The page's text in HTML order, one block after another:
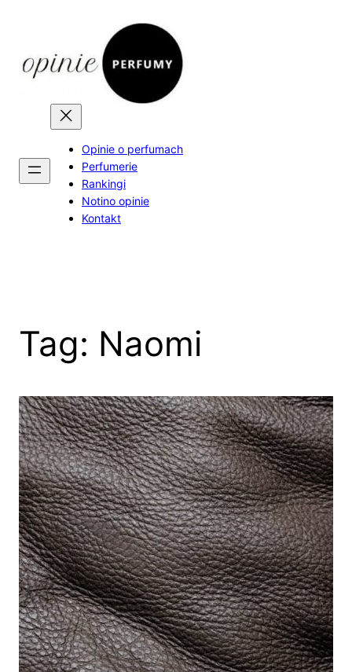
Opinie o perfumach
Perfumerie
Rankingi
Notino opinie
Kontakt
Tag: Naomi